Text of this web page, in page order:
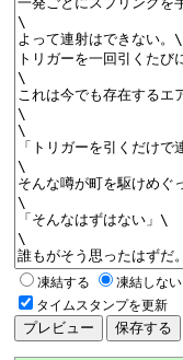
凍結する
凍結しない
タイムスタンプを更新